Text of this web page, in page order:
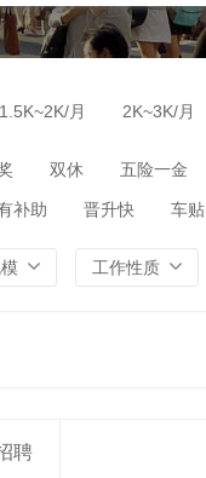
1.5K~2K/月 2K~3K/月
双休 五险一金
补助 晋升快 车贴
工作性质
聘